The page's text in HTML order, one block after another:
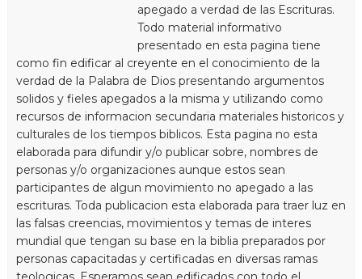
apegado a verdad de las Escrituras.
Todo material informativo
presentado en esta pagina tiene
como fin edificar al creyente en el conocimiento de la
verdad de la Palabra de Dios presentando argumentos
solidos y fieles apegados a la misma y utilizando como
recursos de informacion secundaria materiales historicos y
culturales de los tiempos biblicos. Esta pagina no esta
elaborada para difundir y/o publicar sobre, nombres de
personas y/o organizaciones aunque estos sean
participantes de algun movimiento no apegado a las
escrituras. Toda publicacion esta elaborada para traer luz en
las falsas creencias, movimientos y temas de interes
mundial que tengan su base en la biblia preparados por
personas capacitadas y certificadas en diversas ramas